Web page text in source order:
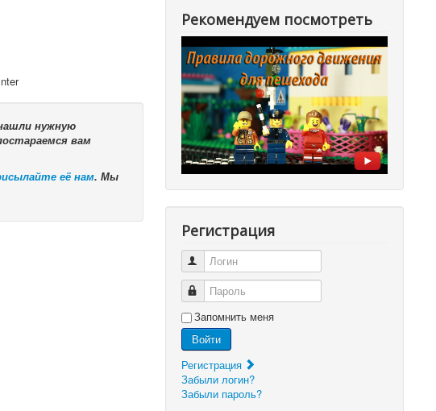
нужную
вам
её нам. Мы
Рекомендуем посмотреть
Регистрация
Логин
Пароль
Запомнить меня
Войти
Регистрация
Забыли логин?
Забыли пароль?